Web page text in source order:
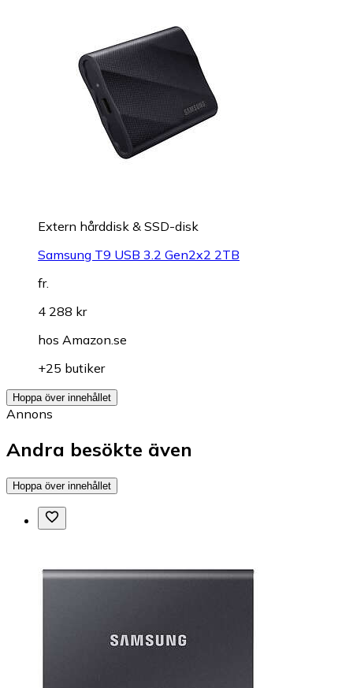
Extern hårddisk & SSD-disk
Samsung T9 USB 3.2 Gen2x2 2TB
fr.
4 288 kr
hos Amazon.se
+25 butiker
Hoppa över innehållet
Annons
Andra besökte även
Hoppa över innehållet